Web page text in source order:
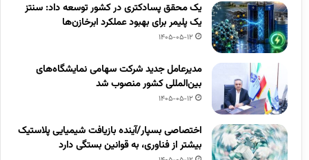
یک محقق پسادکتری در کشور توسعه داد: سنتز
یک پلیمر برای بهبود عملکرد ابرخازن‌ها
1405-05-12
مدیرعامل جدید شرکت سهامی نمایشگاه‌های
بین‌المللی کشور منصوب شد
1405-05-12
اختصاصی بسپار/آینده بازیافت شیمیایی پلاستیک
بیشتر از فناوری، به قوانین بستگی دارد